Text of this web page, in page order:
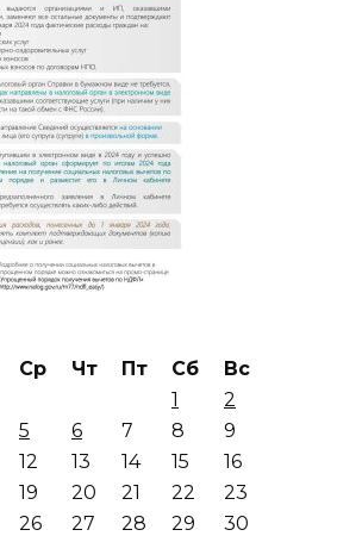
Ср Чт Пт Сб
Вс
1
2
5 6 7 8
9
12 13 14 15
16
19 20 21 22
23
26 27 28 29
30